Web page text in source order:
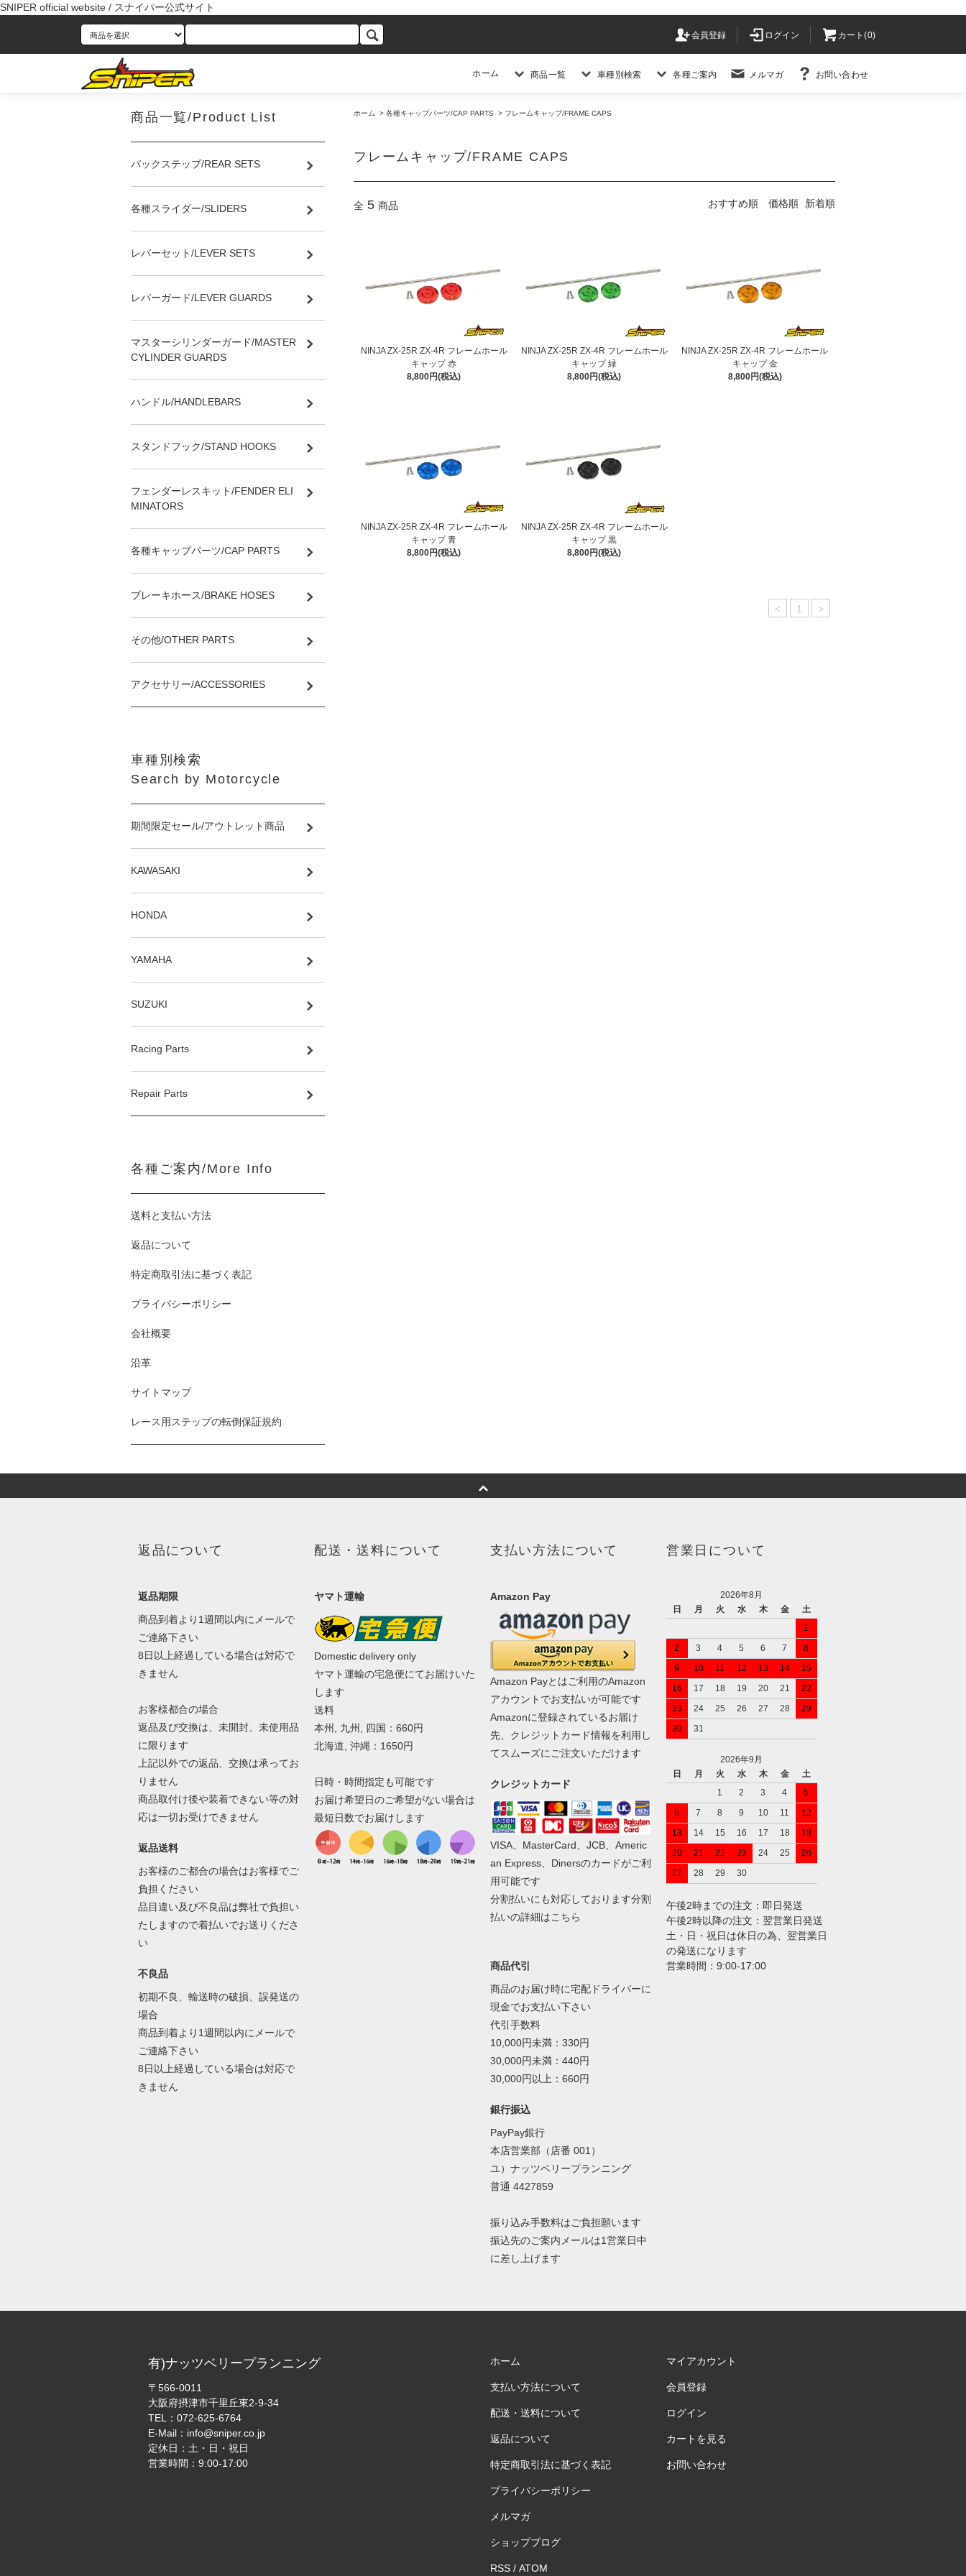
SNIPER official website / スナイパー公式サイト
会員登録 ログイン カート(0)
ホーム 商品一覧 車種別検索 各種ご案内 メルマガ お問い合わせ
ホーム > 各種キャップパーツ/CAP PARTS > フレームキャップ/FRAME CAPS
フレームキャップ/FRAME CAPS
全 5 商品 おすすめ順 価格順 新着順
NINJA ZX-25R ZX-4R フレームホール
キャップ 赤
8,800円(税込)
NINJA ZX-25R ZX-4R フレームホール
キャップ 緑
8,800円(税込)
NINJA ZX-25R ZX-4R フレームホール
キャップ 金
8,800円(税込)
NINJA ZX-25R ZX-4R フレームホール
キャップ 青
8,800円(税込)
NINJA ZX-25R ZX-4R フレームホール
キャップ 黒
8,800円(税込)
< 1 >
商品一覧/Product List
バックステップ/REAR SETS
各種スライダー/SLIDERS
レバーセット/LEVER SETS
レバーガード/LEVER GUARDS
マスターシリンダーガード/MASTER
CYLINDER GUARDS
ハンドル/HANDLEBARS
スタンドフック/STAND HOOKS
フェンダーレスキット/FENDER ELI
MINATORS
各種キャップパーツ/CAP PARTS
ブレーキホース/BRAKE HOSES
その他/OTHER PARTS
アクセサリー/ACCESSORIES
車種別検索
Search by Motorcycle
期間限定セール/アウトレット商品
KAWASAKI
HONDA
YAMAHA
SUZUKI
Racing Parts
Repair Parts
各種ご案内/More Info
送料と支払い方法
返品について
特定商取引法に基づく表記
プライバシーポリシー
会社概要
沿革
サイトマップ
レース用ステップの転倒保証規約
返品について
返品期限
商品到着より1週間以内にメールで
ご連絡下さい
8日以上経過している場合は対応で
きません
お客様都合の場合
返品及び交換は、未開封、未使用品
に限ります
上記以外での返品、交換は承ってお
りません
商品取付け後や装着できない等の対
応は一切お受けできません
返品送料
お客様のご都合の場合はお客様でご
負担ください
品目違い及び不良品は弊社で負担い
たしますので着払いでお送りくださ
い
不良品
初期不良、輸送時の破損、誤発送の
場合
商品到着より1週間以内にメールで
ご連絡下さい
8日以上経過している場合は対応で
きません
配送・送料について
ヤマト運輸
Domestic delivery only
ヤマト運輸の宅急便にてお届けいた
します
送料
本州, 九州, 四国：660円
北海道, 沖縄：1650円
日時・時間指定も可能です
お届け希望日のご希望がない場合は
最短日数でお届けします
支払い方法について
Amazon Pay
Amazon Payとはご利用のAmazon
アカウントでお支払いが可能です
Amazonに登録されているお届け
先、クレジットカード情報を利用し
てスムーズにご注文いただけます
クレジットカード
VISA、MasterCard、JCB、Americ
an Express、Dinersのカードがご利
用可能です
分割払いにも対応しております分割
払いの詳細はこちら
商品代引
商品のお届け時に宅配ドライバーに
現金でお支払い下さい
代引手数料
10,000円未満：330円
30,000円未満：440円
30,000円以上：660円
銀行振込
PayPay銀行
本店営業部（店番 001）
ユ）ナッツベリープランニング
普通 4427859
振り込み手数料はご負担願います
振込先のご案内メールは1営業日中
に差し上げます
営業日について
2026年8月
日
月 火 水 木 金
土
1
2
3 4 5 6 7
8
9
10 11 12 13 14
15
16
17 18 19 20 21
22
23
24 25 26 27 28
29
30
31
2026年9月
日
月 火 水 木 金
土
1
2 3 4
5
6
7 8 9 10 11
12
13
14 15 16 17 18
19
20
21 22 23 24 25
26
27
28 29 30
午後2時までの注文：即日発送
午後2時以降の注文：翌営業日発送
土・日・祝日は休日の為、翌営業日
の発送になります
営業時間：9:00-17:00
有)ナッツベリープランニング
〒566-0011
大阪府摂津市千里丘東2-9-34
TEL：072-625-6764
E-Mail： info@sniper.co.jp
定休日：土・日・祝日
営業時間：9:00-17:00
ホーム
支払い方法について
配送・送料について
返品について
特定商取引法に基づく表記
プライバシーポリシー
メルマガ
ショップブログ
RSS/ ATOM
マイアカウント
会員登録
ログイン
カートを見る
お問い合わせ